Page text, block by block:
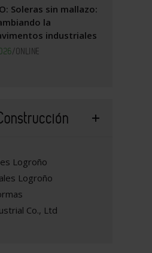
Soleras sin mallazo:
la
industriales
/ONLINE
Logroño
Logroño
Co., Ltd